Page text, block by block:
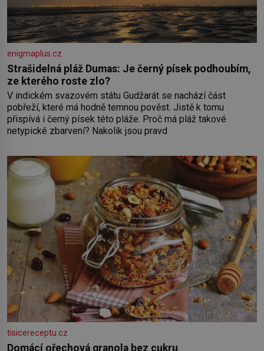
enigmaplus.cz
Strašidelná pláž Dumas: Je černý písek podhoubím,
ze kterého roste zlo?
V indickém svazovém státu Gudžarát se nachází část
pobřeží, které má hodně temnou pověst. Jistě k tomu
přispívá i černý písek této pláže. Proč má pláž takové
netypické zbarvení? Nakolik jsou pravd
tisicereceptu.cz
Domácí ořechová granola bez cukru